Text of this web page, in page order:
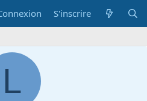
S'inscrire
L